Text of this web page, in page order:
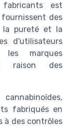
est
des
la pureté et la
d'utilisateurs
marques
raison des
fabriqués en
à des contrôles